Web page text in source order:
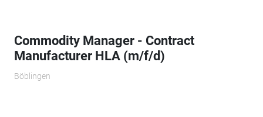
Commodity Manager - Contract
Manufacturer HLA (m/f/d)
Böblingen